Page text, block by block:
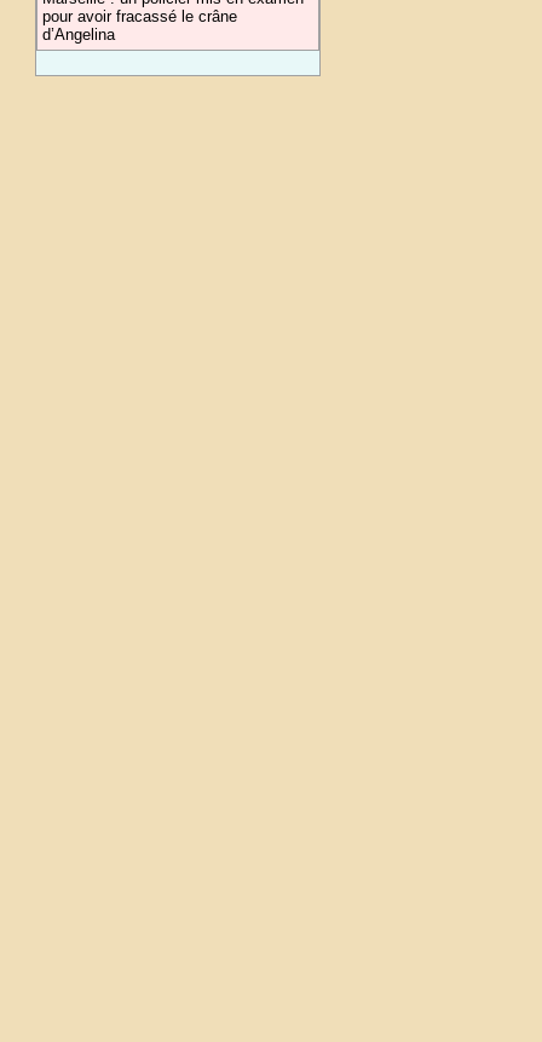
pour avoir fracassé le crâne
d’Angelina